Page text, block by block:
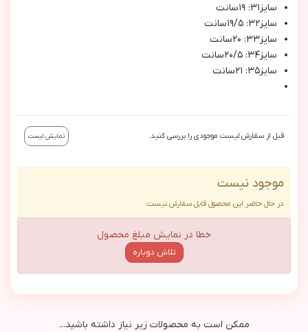
سايز٣١: ١٩سانت
سايز٣٢: ١٩/٥سانت
سايز٣٣: ٢٠سانت
سايز٣٤: ٢٠/٥سانت
سايز٣٥: ٢١سانت
قبل از سفارش لیست موجودی را بررسی کنید. نمایش لیست
موجود نیست
در حال حاضر این محصول قابل سفارش نیست.
خطا در نمایش مبلغ محصول
تلاش دوباره
ممکن است به محصولات زیر نیاز داشته باشید...